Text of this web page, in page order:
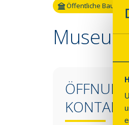
Öffentliche Bauten
KONTAKT